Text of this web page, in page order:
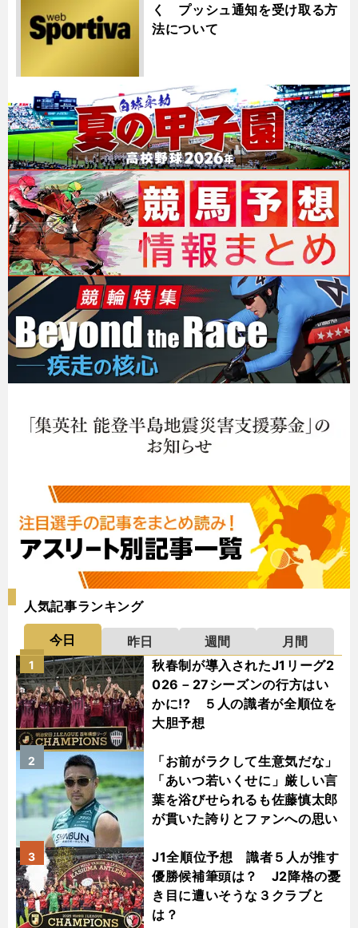
く プッシュ通知を受け取る方
法について
人気記事ランキング
今日 昨日 週間
月間
秋春制が導入されたJ1リーグ2
026－27シーズンの行方はい
かに!? ５人の識者が全順位を
大胆予想
1
「お前がラクして生意気だな」
「あいつ若いくせに」厳しい言
葉を浴びせられるも佐藤慎太郎
が貫いた誇りとファンへの思い
2
J1全順位予想 識者５人が推す
優勝候補筆頭は？ J2降格の憂
き目に遭いそうな３クラブと
は？
3